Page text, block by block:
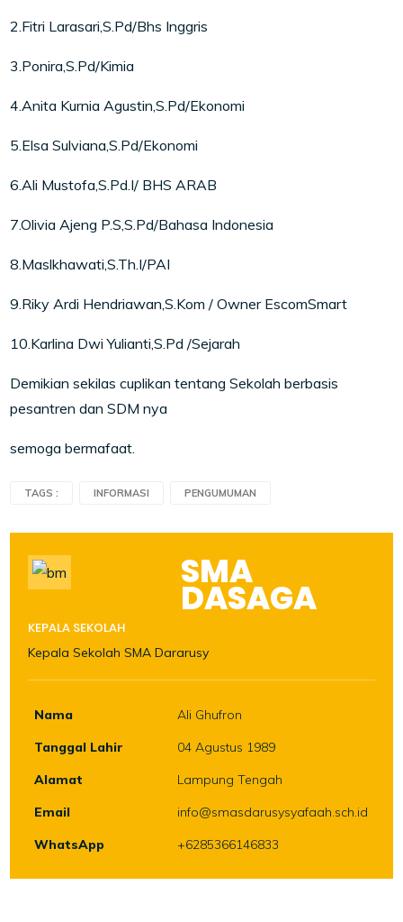
2.Fitri Larasari,S.Pd/Bhs Inggris
3.Ponira,S.Pd/Kimia
4.Anita Kurnia Agustin,S.Pd/Ekonomi
5.Elsa Sulviana,S.Pd/Ekonomi
6.Ali Mustofa,S.Pd.I/ BHS ARAB
7.Olivia Ajeng P.S,S.Pd/Bahasa Indonesia
8.Maslkhawati,S.Th.I/PAI
9.Riky Ardi Hendriawan,S.Kom / Owner EscomSmart
10.Karlina Dwi Yulianti,S.Pd /Sejarah
Demikian sekilas cuplikan tentang Sekolah berbasis
pesantren dan SDM nya
semoga bermafaat.
TAGS : INFORMASI PENGUMUMAN
SMA
DASAGA
KEPALA SEKOLAH
Kepala Sekolah SMA Dararusy
Nama
Ali Ghufron
Tanggal Lahir
04 Agustus 1989
Alamat
Lampung Tengah
Email
info@smasdarusysyafaah.sch.id
WhatsApp
+6285366146833